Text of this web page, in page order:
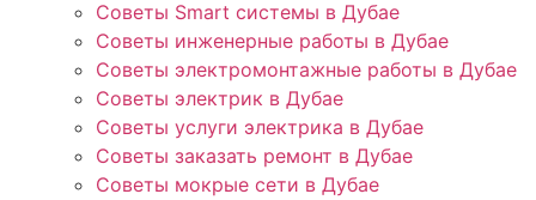
Советы Smart системы в Дубае
Советы инженерные работы в Дубае
Советы электромонтажные работы в Дубае
Советы электрик в Дубае
Советы услуги электрика в Дубае
Советы заказать ремонт в Дубае
Советы мокрые сети в Дубае